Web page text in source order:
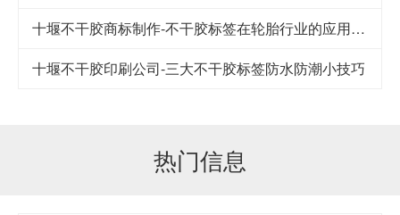
十堰不干胶商标制作-不干胶标签在轮胎行业的应用及其发展
十堰不干胶印刷公司-​三大不干胶标签防水防潮小技巧
热门信息